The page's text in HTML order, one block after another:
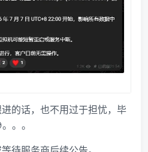
的话，也不用过于担忧，毕
。。